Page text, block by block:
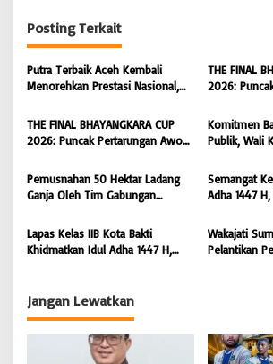
a
s
i
o
Posting Terkait
Putra Terbaik Aceh Kembali
Menorehkan Prestasi Nasional,
Dipromosikan Menjadi
Koordinator JAM Pidum
Kejaksaan Agung RI |
THE FINAL
2026:
FC
Manggala
THE FINAL BHAYANGKARA CUP
2026: Puncak Pertarungan Awon
FC Kedungwuni, Siap
Mengguncang Stadion Widya
Manggala Krida
Komitmen
Publik, Wali
Pemusnahan 50 Hektar Ladang
Ganja Oleh Tim Gabungan
Meurandeh
Semangat
Adha 1447
Ekor Kambing
Lapas Kelas IIB Kota Bakti
Khidmatkan Idul Adha 1447 H,
Wakajati
Pelantikan
Jangan Lewatkan